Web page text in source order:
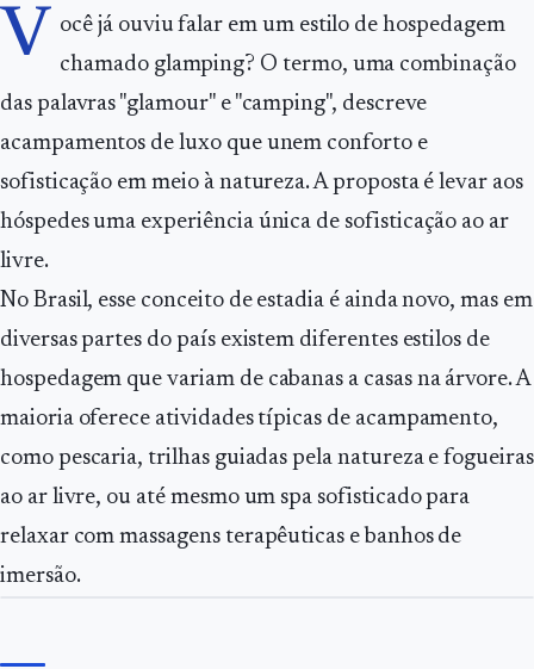
V
ocê já ouviu falar em um estilo de hospedagem
chamado glamping? O termo, uma combinação
das palavras "glamour" e "camping", descreve
acampamentos de luxo que unem conforto e
sofisticação em meio à natureza. A proposta é levar aos
hóspedes uma experiência única de sofisticação ao ar
livre.
No Brasil, esse conceito de estadia é ainda novo, mas em
diversas partes do país existem diferentes estilos de
hospedagem que variam de cabanas a casas na árvore. A
maioria oferece atividades típicas de acampamento,
como pescaria, trilhas guiadas pela natureza e fogueiras
ao ar livre, ou até mesmo um spa sofisticado para
relaxar com massagens terapêuticas e banhos de
imersão.